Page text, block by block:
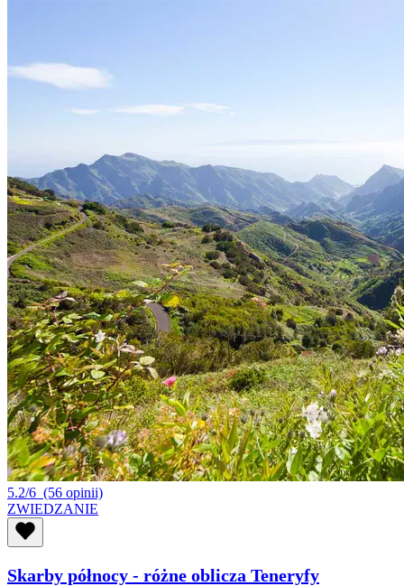
5.2/6 (56 opinii)
ZWIEDZANIE
Skarby północy - różne oblicza Teneryfy